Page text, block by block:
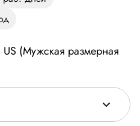
(Мужская размерная